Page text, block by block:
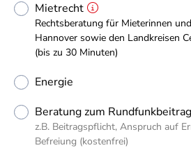
Mietrecht
Rechtsberatung für Mieterinnen
Hannover sowie den Landkreisen
(bis zu 30 Minuten)
Energie
Beratung zum Rundfunkbeitrag
z.B. Beitragspflicht, Anspruch auf
Befreiung (kostenfrei)